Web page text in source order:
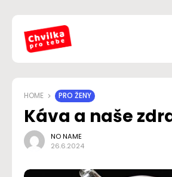
HOME PRO ŽENY
Káva a naše
NO NAME
26.6.2024